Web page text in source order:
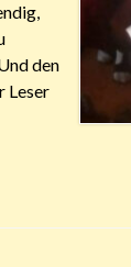
den
Leser